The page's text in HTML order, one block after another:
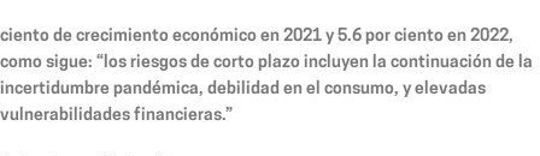
ciento de crecimiento económico en 2021 y 5.6 por ciento en 2022,
como sigue: “los riesgos de corto plazo incluyen la continuación de la
incertidumbre pandémica, debilidad en el consumo, y elevadas
vulnerabilidades financieras.”